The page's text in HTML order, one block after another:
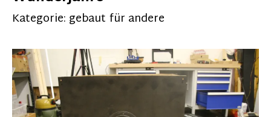
Kategorie: gebaut für andere